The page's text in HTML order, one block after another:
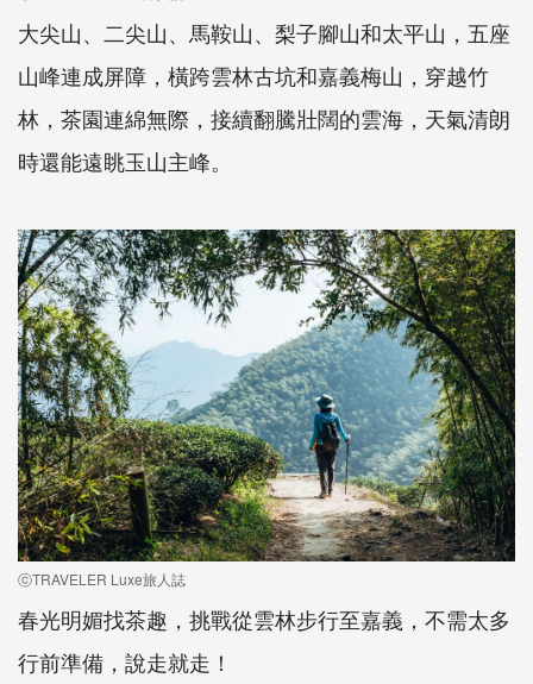
大尖山、二尖山、馬鞍山、梨子腳山和太平山，五座
山峰連成屏障，橫跨雲林古坑和嘉義梅山，穿越竹
林，茶園連綿無際，接續翻騰壯闊的雲海，天氣清朗
時還能遠眺玉山主峰。
ⓒTRAVELER Luxe旅人誌
春光明媚找茶趣，挑戰從雲林步行至嘉義，不需太多
行前準備，說走就走！